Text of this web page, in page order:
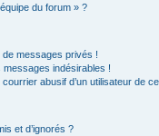
du forum » ?
messages privés !
indésirables !
abusif d’un utilisateur de
et d’ignorés ?